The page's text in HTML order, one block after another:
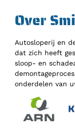
Over
Autosloperij en
dat zich heeft
sloop- en
onderdelen van